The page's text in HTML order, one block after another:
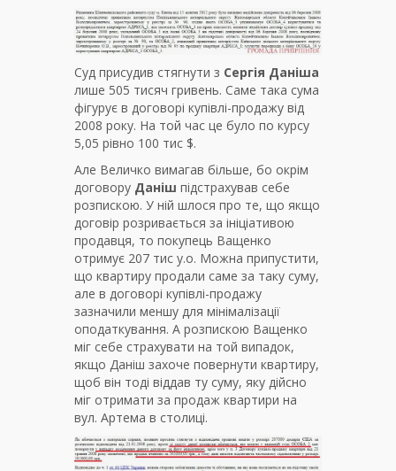
Суд присудив стягнути з Сергія Даніша
лише 505 тисяч гривень. Саме така сума
фігурує в договорі купівлі-продажу від
2008 року. На той час це було по курсу
5,05 рівно 100 тис $.
Але Величко вимагав більше, бо окрім
договору Даніш підстрахував себе
розпискою. У ній шлося про те, що якщо
договір розривається за ініціативою
продавця, то покупець Ващенко
отримує 207 тис у.о. Можна припустити,
що квартиру продали саме за таку суму,
але в договорі купівлі-продажу
зазначили меншу для мінімалізації
оподаткування. А розпискою Ващенко
міг себе страхувати на той випадок,
якщо Даніш захоче повернути квартиру,
щоб він тоді віддав ту суму, яку дійсно
міг отримати за продаж квартири на
вул. Артема в столиці.